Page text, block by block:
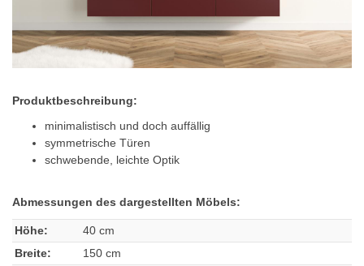
Produktbeschreibung:
minimalistisch und doch auffällig
symmetrische Türen
schwebende, leichte Optik
Abmessungen des dargestellten Möbels:
Höhe:
40 cm
Breite:
150 cm